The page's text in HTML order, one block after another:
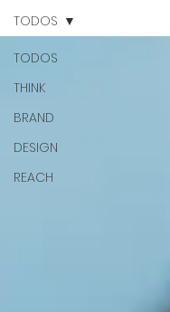
TODOS
THINK
BRAND
DESIGN
REACH
TODOS